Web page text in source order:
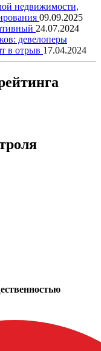
недвижимости,
09.09.2025
24.07.2024
девелоперы
в отрыв 17.04.2024